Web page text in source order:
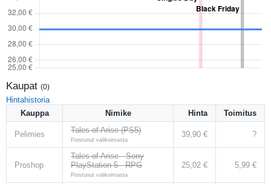
Kaupat (0)
Hintahistoria
Kauppa
Nimike Hinta Toimitus
Pelimies Tales of Arise (PS5)
Poistunut valikoimasta
39,90 € ?
Proshop
Tales of Arise - Sony
PlayStation 5 - RPG
Poistunut valikoimasta
25,02 € 5,99 €